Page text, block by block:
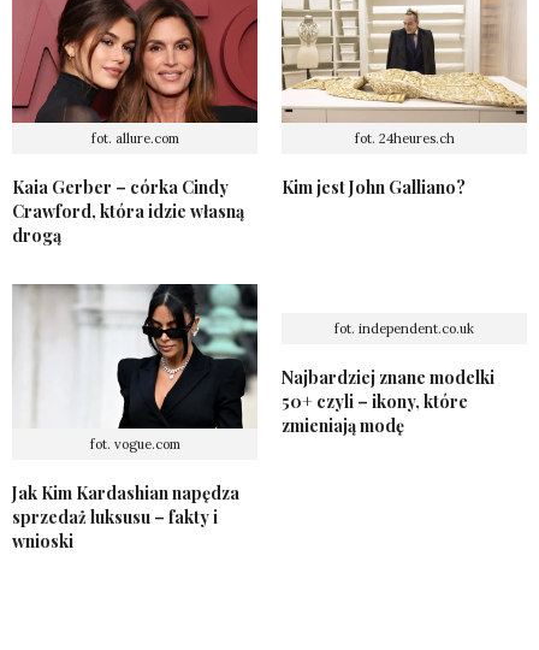
fot. allure.com
Kaia Gerber – córka Cindy
Crawford, która idzie własną
drogą
fot. 24heures.ch
Kim jest John Galliano?
fot. vogue.com
Jak Kim Kardashian napędza
sprzedaż luksusu – fakty i
wnioski
fot. independent.co.uk
Najbardziej znane modelki
50+ czyli – ikony, które
zmieniają modę